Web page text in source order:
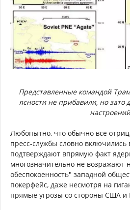
Представленные командой
ясности не прибавили, но зато
настроений
Любопытно, что обычно всё
пресс-службы словно включились
подтверждают впрямую факт
многозначительно не возражают
обеспокоенность" западной
покерфейс, даже несмотря на
прямые угрозы со стороны США и